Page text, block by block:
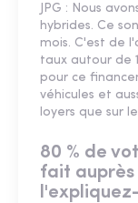
JPG : Nous
hybrides. Ce
mois. C'est de
taux autour de
pour ce
véhicules et
loyers que sur
80 % de
fait auprès